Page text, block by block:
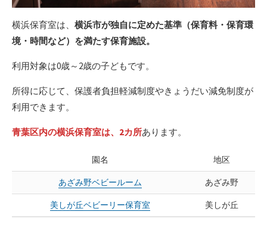
横浜保育室は、 横浜市が独自に定めた基準（保育料・保育環
境・時間など）を満たす保育施設。
利用対象は0歳～2歳の子どもです。
所得に応じて、保護者負担軽減制度やきょうだい減免制度が
利用できます。
青葉区内の横浜保育室は、2カ所あります。
園名 地区
あざみ野ベビールーム あざみ野
美しが丘ベビーリー保育室 美しが丘